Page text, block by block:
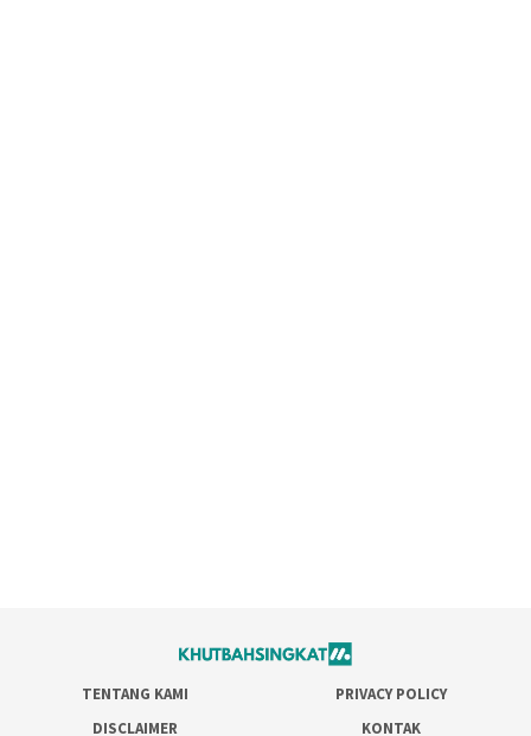
TENTANG KAMI
PRIVACY POLICY
DISCLAIMER
KONTAK